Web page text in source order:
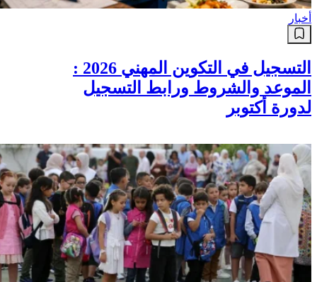
أخبار
الموعد والشروط ورابط التسجيل